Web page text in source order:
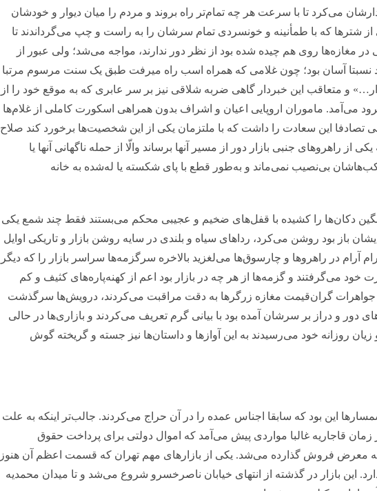
می‌کرد تا با سرعت هر چه تمام‌تر راه بروند و مردم را میان دیوار و خودشان
از شترها که با طمأنینه و خونسردی تمام سرشان را به راست و چپ می‌گرداندند تا
مغازه‌ها روی هم چیده شده بود از نظر دور ندارند، مواجه می‌شد؛ ولی عبور از
نسبتا آسان بود؛ چون غلامی که همراه اسب راه میرفت طبق یک سنت مرسوم مرتبا
و متعاقب این خبردار گاهی ضربه شلاقی نیز بر سر عابری که به موقع خود را از
می‌آمد. ماموران اروپایی اعیان و اشراف بدون همراهی اسکورت کاملی از غلام‌ها
تصادفا این سعادت را داشت که با ملتزمان یکی از این شخصیت‌ها برخورد کند صلاح
از راهروهای جنبی بازار دور از مسیر آنها برساند والّا از حمله ناگهانی آنها یا
بی‌نصیب نمی‌ماند و به‌طور قطع با پای شکسته یا له‌شده به خانه
دکان‌ها را کشیده با قفل‌های ضخیم و عجیبی محکم می‌بستند فقط چند شمع یکی
باز بود روشن می‌کرد، رداهای سیاه و بلندی در سایه روشن بازار و تاریکی اوایل
در راهروها و چارسوق‌ها می‌لغزید بالاخره سرگزمه‌ها سراسر بازار را که دیگر
خود می‌گرفتند و گزمه‌ها از هر چه در بازار بود اعم از کهنه‌پاره‌های کثیف و کم
جواهرات گران‌قیمت مغازه زرگرها به دقت مراقبت می‌کردند، درویش‌ها سرگذشت
دور و دراز بر سرشان آمده بود با بیانی گرم تعریف می‌کردند و بازاری‌ها در حالی
روزانه خود می‌رسیدند به این آوازها و داستان‌ها نیز جسته و گریخته گوش
این بود که سابقا اجناس عمده را در آن حراج می‌کردند. جالب‌تر اینکه به علت
قاجاریه غالبا مواردی پیش می‌آمد که اموال دولتی برای پرداخت حقوق
به معرض فروش گذارده می‌شد. یکی از بازارهای مهم تهران که قسمت اعظم آن هنوز
این بازار در گذشته از انتهای خیابان ناصرخسرو شروع می‌شد و تا میدان محمدیه